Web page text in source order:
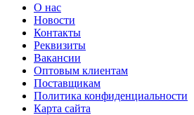
О нас
Новости
Контакты
Реквизиты
Вакансии
Оптовым клиентам
Поставщикам
Политика конфиденциальности
Карта сайта